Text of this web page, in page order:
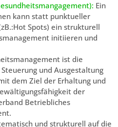
Ein
kann statt punktueller
Spots) ein strukturell
initiieren und
ist die
und Ausgestaltung
dem Ziel der Erhaltung und
der
Betriebliches
und strukturell auf die